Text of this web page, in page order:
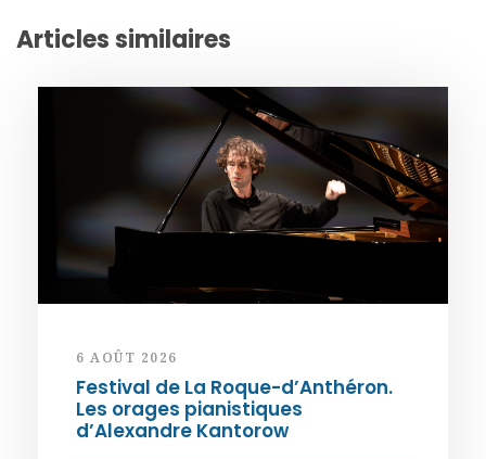
Articles similaires
6 AOÛT 2026
Festival de La Roque-d’Anthéron.
Les orages pianistiques
d’Alexandre Kantorow